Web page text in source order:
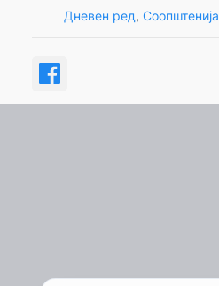
Дневен ред, Соопштенија